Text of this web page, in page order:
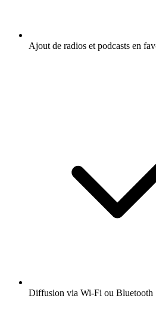
Ajout de radios et podcasts en
Diffusion via Wi-Fi ou Bluetooth